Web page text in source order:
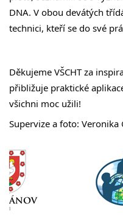
DNA. V obou devátých
technici, kteří se do své
Děkujeme VŠCHT za
přibližuje praktické
všichni moc užili!
Supervize a foto: Veronika